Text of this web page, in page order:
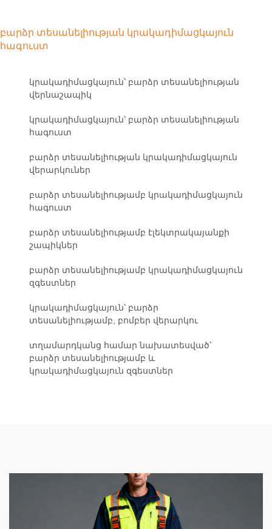
բարձր տեսանելիության կրակադիմացկայուն
հագուստ
կրակադիմացկայուն՝ բարձր տեսանելիության
վերնաշապիկ
կրակադիմացկայուն՝ բարձր տեսանելիության
հագուստ
բարձր տեսանելիության կրակադիմացկայուն
վերարկուներ
բարձր տեսանելիությամբ կրակադիմացկայուն
հագուստ
բարձր տեսանելիությամբ էլեկտրակայանքի
շապիկներ
բարձր տեսանելիությամբ կրակադիմացկայուն
զգեստներ
կրակադիմացկայուն՝ բարձր
տեսանելիությամբ, բոմբեր վերարկու
տղամարդկանց համար նախատեսված՝
բարձր տեսանելիությամբ և
կրակադիմացկայուն զգեստներ